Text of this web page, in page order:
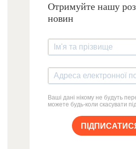
Отримуйте нашу
новин
Ваші дані нікому не будуть
можете будь-коли скасувати